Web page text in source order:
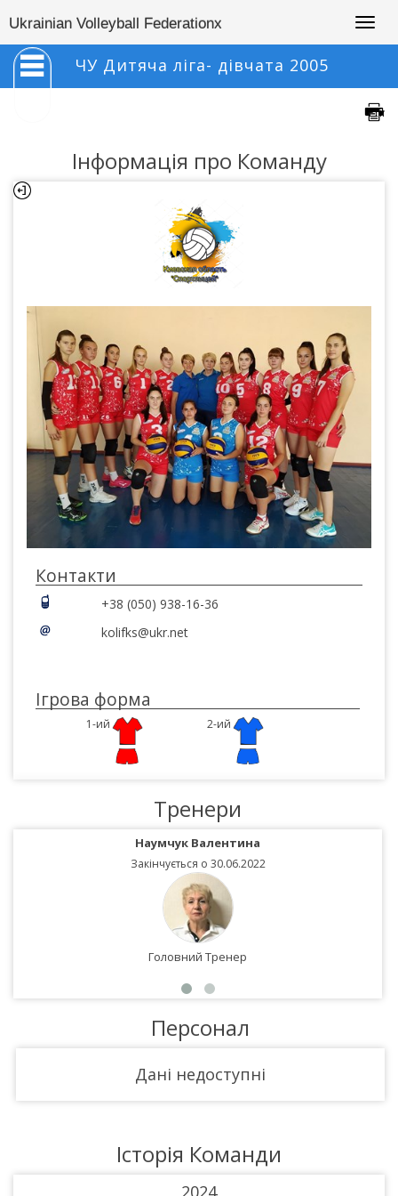
Ukrainian Volleyball Federationx
ЧУ Дитяча ліга- дівчата 2005
Інформація про Команду
Контакти
+38 (050) 938-16-36
kolifks@ukr.net
Ігрова форма
1-ий 2-ий
Тренери
Наумчук Валентина
Закінчується о 30.06.2022
Головний Тренер
Персонал
Дані недоступні
Історія Команди
2024